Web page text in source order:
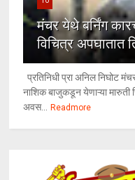
मंचर येथे बर्निंग
विचित्र अपघातात
प्रतिनिधी प्रा अनिल निघोट
नाशिक बाजुकडून येणाऱ्या
अवस...
Readmore